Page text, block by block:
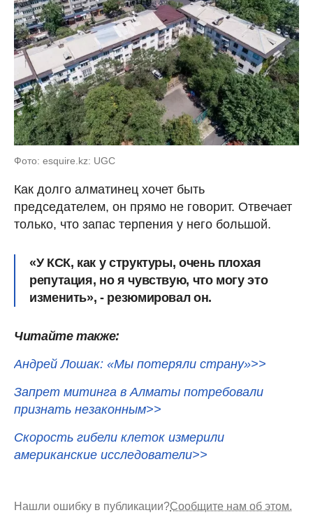
Фото: esquire.kz: UGC
Как долго алматинец хочет быть
председателем, он прямо не говорит. Отвечает
только, что запас терпения у него большой.
«У КСК, как у структуры, очень плохая
репутация, но я чувствую, что могу это
изменить», - резюмировал он.
Читайте также:
Андрей Лошак: «Мы потеряли страну»>>
Запрет митинга в Алматы потребовали
признать незаконным>>
Скорость гибели клеток измерили
американские исследователи>>
Нашли ошибку в публикации?Сообщите нам об этом.